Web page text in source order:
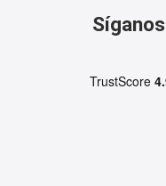
Síganos